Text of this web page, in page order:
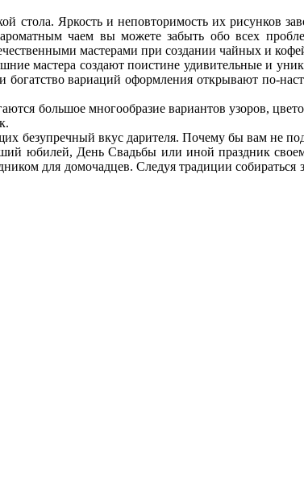
Яркость и неповторимость их рисунков
чаем вы можете забыть обо всех
мастерами при создании чайных и
мастера создают поистине удивительные и
вариаций оформления открывают по-
большое многообразие вариантов узоров,
безупречный вкус дарителя. Почему бы вам не
юбилей, День Свадьбы или иной праздник
для домочадцев. Следуя традиции